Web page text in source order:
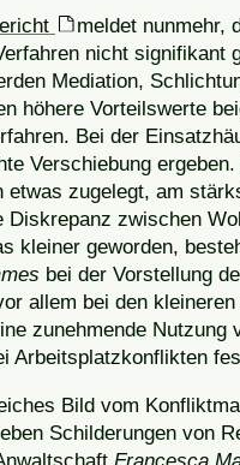
meldet nunmehr,
nicht signifikant
Mediation,
höhere Vorteilswerte
Bei der
Verschiebung
etwas zugelegt, am
Diskrepanz zwischen
kleiner geworden,
bei der Vorstellung
allem bei den
zunehmende Nutzung
Arbeitsplatzkonflikten
Bild vom
Schilderungen von